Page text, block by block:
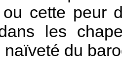
cette peur
les
naïveté du